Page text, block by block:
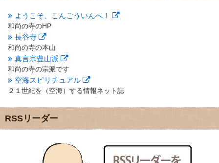
2012年7月
(10)
2012年6月(14)
2012年5月
2012年4月(16)
2012年3月 (17)
2012年2月(20)
2012年1月(25)
2011年12月(22)
2011年11月(28)
2011年10月(31)
2011年9月(24)
2011年8月(21)
2011年6月(13)
2011年5月
ようこそ、こんごういんへ！
和尚の寺のHP
長谷寺
和尚の寺の本山
真言宗豊山派
和尚の寺の宗派です
空海スピリチュアル
２１世紀を（空海）する情報ネット誌
地域のライターさんです
小豆島 圓満寺
新聞屋の道具箱
新聞社で使われる用語の解説など
RSSリーダー